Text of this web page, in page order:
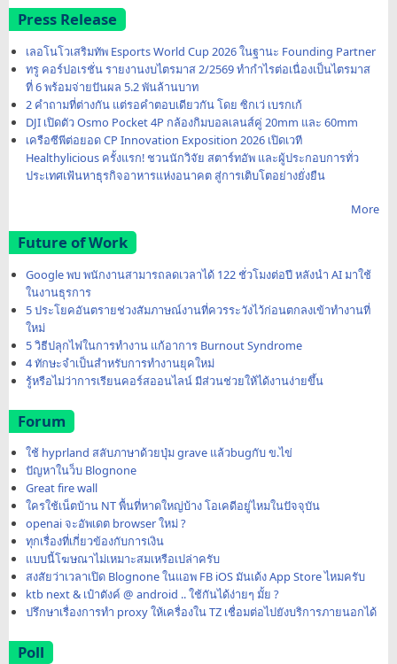
Press Release
เลอโนโวเสริมทัพ Esports World Cup 2026 ในฐานะ Founding Partner
ทรู คอร์ปอเรชั่น รายงานงบไตรมาส 2/2569 ทำกำไรต่อเนื่องเป็นไตรมาส
ที่ 6 พร้อมจ่ายปันผล 5.2 พันล้านบาท
2 คำถามที่ต่างกัน แต่รอคำตอบเดียวกัน โดย ซิกเว่ เบรกเก้
DJI เปิดตัว Osmo Pocket 4P กล้องกิมบอลเลนส์คู่ 20mm และ 60mm
เครือซีพีต่อยอด CP Innovation Exposition 2026 เปิดเวที
Healthylicious ครั้งแรก! ชวนนักวิจัย สตาร์ทอัพ และผู้ประกอบการทั่ว
ประเทศเฟ้นหาธุรกิจอาหารแห่งอนาคต สู่การเติบโตอย่างยั่งยืน
More
Future of Work
Google พบ พนักงานสามารถลดเวลาได้ 122 ชั่วโมงต่อปี หลังนำ AI มาใช้
ในงานธุรการ
5 ประโยคอันตรายช่วงสัมภาษณ์งานที่ควรระวังไว้ก่อนตกลงเข้าทำงานที่
ใหม่
5 วิธีปลุกไฟในการทำงาน แก้อาการ Burnout Syndrome
4 ทักษะจำเป็นสำหรับการทำงานยุคใหม่
รู้หรือไม่ว่าการเรียนคอร์สออนไลน์ มีส่วนช่วยให้ได้งานง่ายขึ้น
Forum
ใช้ hyprland สลับภาษาด้วยปุ่ม grave แล้วbugกับ ข.ไข่
ปัญหาในว็บ Blognone
Great fire wall
ใครใช้เน็ตบ้าน NT พื้นที่หาดใหญ่บ้าง โอเคดีอยู่ไหมในปัจจุบัน
openai จะอัพเดต browser ใหม่ ?
ทุกเรื่องที่เกี่ยวข้องกับการเงิน
แบบนี้โฆษณาไม่เหมาะสมเหรือเปล่าครับ
สงสัยว่าเวลาเปิด Blognone ในแอพ FB iOS มันเด้ง App Store ไหมครับ
ktb next & เป๋าตังค์ @ android .. ใช้กันได้ง่ายๆ มั้ย ?
ปรึกษาเรื่องการทำ proxy ให้เครื่องใน TZ เชื่อมต่อไปยังบริการภายนอกได้
Poll